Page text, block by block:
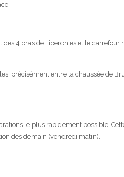
des 4 bras de Liberchies et le
précisément entre la chaussée de
le plus rapidement possible.
dès demain (vendredi matin).